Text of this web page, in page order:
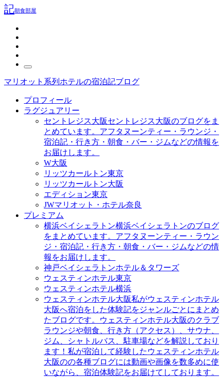
記朝食部屋
マリオット系列ホテルの宿泊記ブログ
プロフィール
ラグジュアリー
セントレジス大阪セントレジス大阪のブログをま
とめています。アフタヌーンティー・ラウンジ・
宿泊記・行き方・朝食・バー・ジムなどの情報を
お届けします。
W大阪
リッツカールトン東京
リッツカールトン大阪
エディション東京
JWマリオット・ホテル奈良
プレミアム
横浜ベイシェラトン横浜ベイシェラトンのブログ
をまとめています。アフタヌーンティー・ラウン
ジ・宿泊記・行き方・朝食・バー・ジムなどの情
報をお届けします。
神戸ベイシェラトンホテル＆タワーズ
ウェスティンホテル東京
ウェスティンホテル横浜
ウェスティンホテル大阪私がウェスティンホテル
大阪へ宿泊をした体験記をジャンルごとにまとめ
たブログです。ウェスティンホテル大阪のクラブ
ラウンジや朝食、行き方（アクセス）、サウナ、
ジム、シャトルバス、駐車場などを解説しており
ます！私が宿泊して経験したウェスティンホテル
大阪のの各種ブログには動画や画像を数多めに使
いながら、宿泊体験記をお届けてしております。